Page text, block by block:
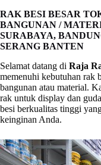
RAK BESI BESAR
BANGUNAN /
SURABAYA,
SERANG BANTEN
Selamat datang di Raja
memenuhi kebutuhan rak
bangunan atau material.
rak untuk display dan
besi berkualitas tinggi
keinginan Anda.